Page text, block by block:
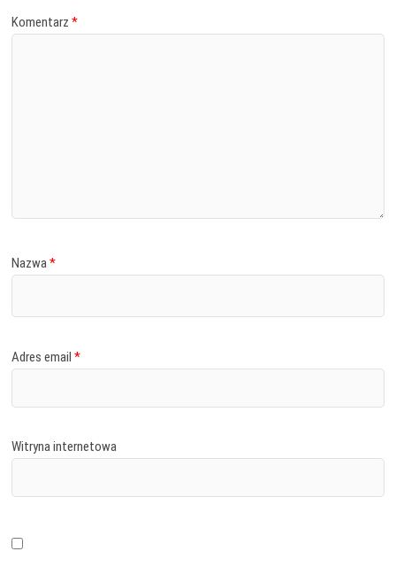
Komentarz*
Nazwa*
Adres email*
Witryna internetowa